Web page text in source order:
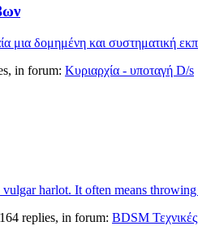
μια δομημένη και συστηματική
in forum: Κυριαρχία - υποταγή D/s
harlot. It often means
replies, in forum: BDSM Τεχνικές